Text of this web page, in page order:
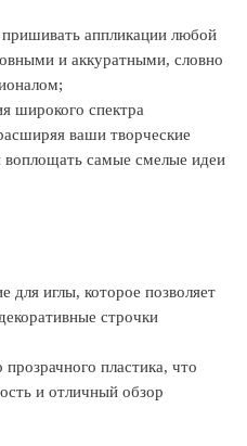
пришивать аппликации любой
и аккуратными, словно
широкого спектра
ваши творческие
воплощать самые смелые идеи
для иглы, которое позволяет
строчки
прозрачного пластика, что
и отличный обзор